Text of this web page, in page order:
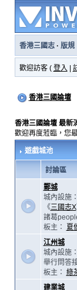
香港三國志· 版規
歡迎訪客 ( 登入
香港三國論壇
香港三國論壇 最新
歡迎再度蒞臨，您
遊戲城池
討論區
鄴城
城內設施
《三國志X
諸葛
板主：
夏
江州城
城內設施
舉行問答
板主： 綠
建業城